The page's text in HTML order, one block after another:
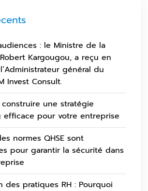
: le Ministre de la
Kargougou, a reçu en
général du
Invest Consult.
une stratégie
efficace pour votre entreprise
normes QHSE sont
pour garantir la sécurité dans
des pratiques RH : Pourquoi